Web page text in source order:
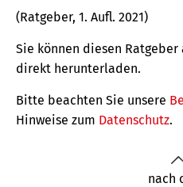
(Ratgeber, 1. Aufl. 2021)
Sie können diesen Ratgeber
direkt herunterladen.
Bitte beachten Sie unsere
Hinweise zum Datenschutz.
nach